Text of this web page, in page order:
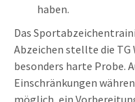
haben.
Das
Abzeichen stellte die TG
besonders harte Probe.
Einschränkungen
möglich, ein